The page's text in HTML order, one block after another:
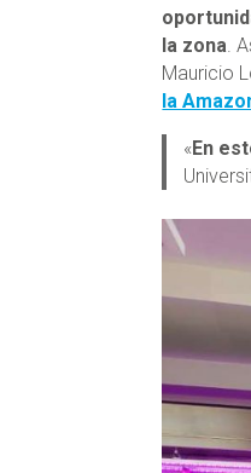
la zona.
Mauricio
la
«En